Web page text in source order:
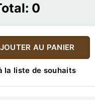
0
AU PANIER
la liste de souhaits